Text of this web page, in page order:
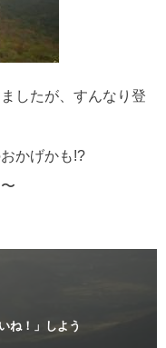
したが、すんなり登
かげかも!?
ね！」しよう